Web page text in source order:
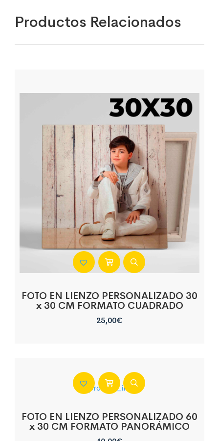
Productos Relacionados
FOTO EN LIENZO PERSONALIZADO 30
x 30 CM FORMATO CUADRADO
25,00€
FOTO EN LIENZO PERSONALIZADO 60
x 30 CM FORMATO PANORÁMICO